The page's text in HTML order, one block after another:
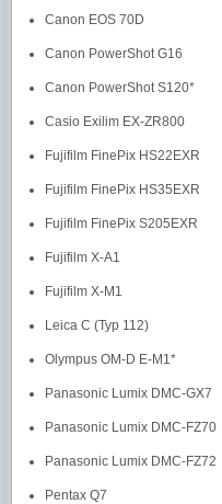
Canon EOS 70D
Canon PowerShot G16
Canon PowerShot S120*
Casio Exilim EX-ZR800
Fujifilm FinePix HS22EXR
Fujifilm FinePix HS35EXR
Fujifilm FinePix S205EXR
Fujifilm X-A1
Fujifilm X-M1
Leica C (Typ 112)
Olympus OM-D E-M1*
Panasonic Lumix DMC-GX7
Panasonic Lumix DMC-FZ70
Panasonic Lumix DMC-FZ72
Pentax Q7